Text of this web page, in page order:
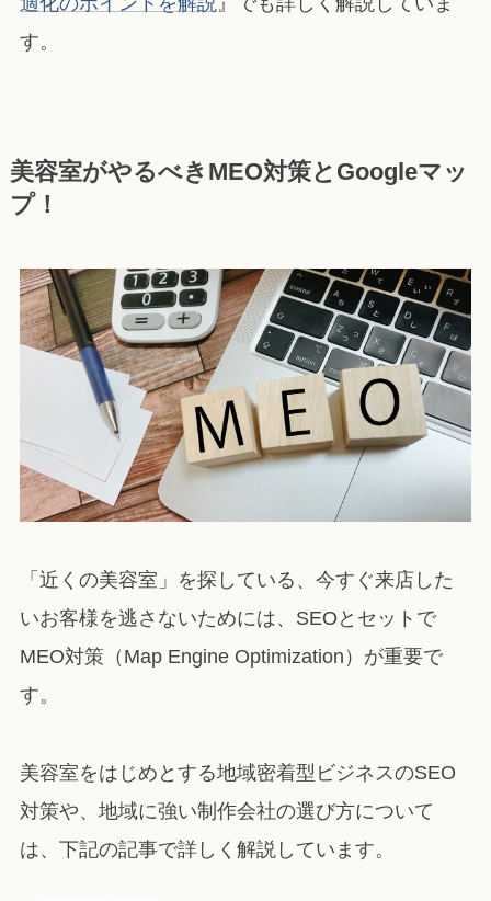
す。
美容室がやるべきMEO対策とGoogleマッ
プ！
「近くの美容室」を探している、今すぐ来店した
いお客様を逃さないためには、SEOとセットで
MEO対策（Map Engine Optimization）が重要で
す。
美容室をはじめとする地域密着型ビジネスのSEO
対策や、地域に強い制作会社の選び方について
は、下記の記事で詳しく解説しています。